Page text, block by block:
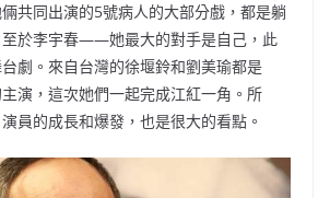
共同出演的5號病人的大部分戲，都是躺
至於李宇春——她最大的對手是自己，此
劇。來自台灣的徐堰鈴和劉美瑜都是
主演，這次她們一起完成江紅一角。所
員的成長和爆發，也是很大的看點。